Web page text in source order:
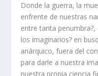
Donde la guerra, la
enfrente de nuestras
entre tanta
los imaginarios? en
anárquico, fuera del
para darle a nuestra
nuestra propia ciencia